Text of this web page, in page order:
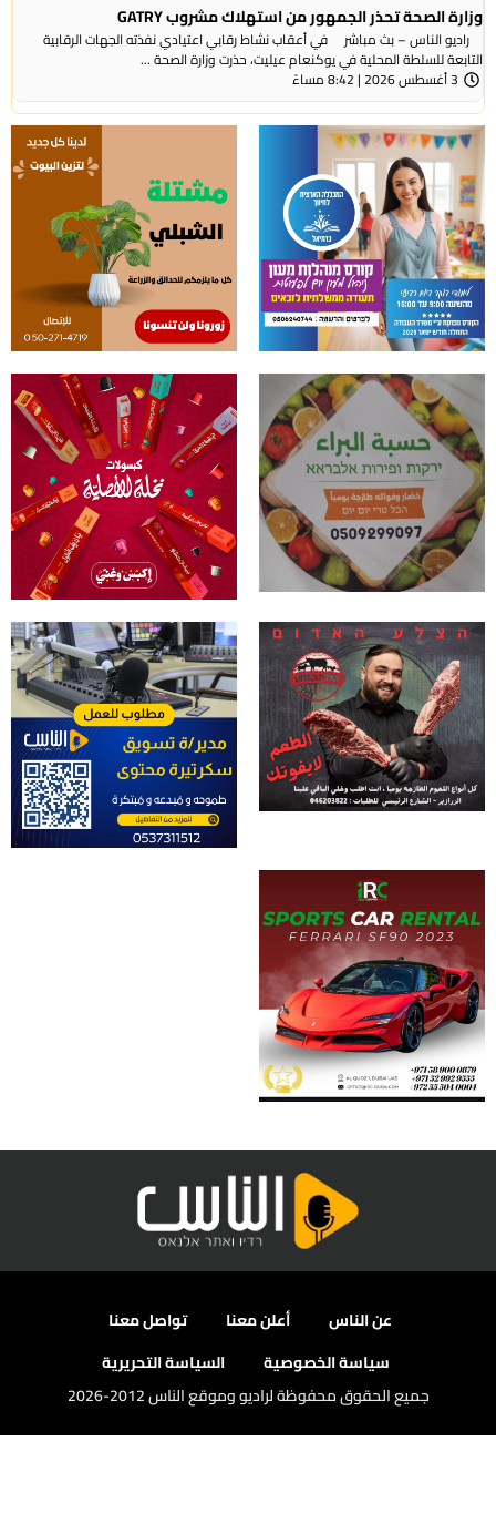
وزارة الصحة تحذر الجمهور من استهلاك مشروب GATRY
راديو الناس – بث مباشر في أعقاب نشاط رقابي اعتيادي نفذته الجهات الرقابية
التابعة للسلطة المحلية في يوكنعام عيليت، حذرت وزارة الصحة ...
3 أغسطس 2026 | 8:42 مساءً
عن الناس أعلن معنا
تواصل معنا
سياسة الخصوصية
السياسة التحريرية
جميع الحقوق محفوظة لراديو وموقع الناس 2012-2026